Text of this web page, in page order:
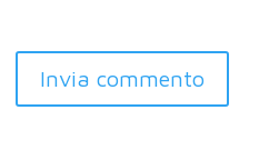
Invia commento